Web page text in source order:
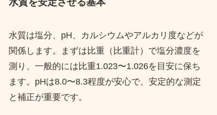
水質は塩分、pH、カルシウムやアルカリ度などが
関係します。まずは比重（比重計）で塩分濃度を
測り、一般的には比重1.023〜1.026を目安に保ち
ます。pHは8.0〜8.3程度が安心で、安定的な測定
と補正が重要です。